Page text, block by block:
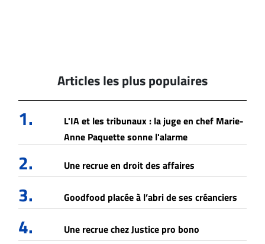
Articles les plus populaires
1.
L'IA et les tribunaux : la juge en chef Marie-
Anne Paquette sonne l'alarme
2. Une recrue en droit des affaires
3. Goodfood placée à l’abri de ses créanciers
4. Une recrue chez Justice pro bono